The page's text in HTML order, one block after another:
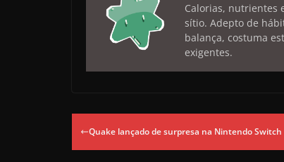
Calorias, nutrientes
sítio. Adepto de
balança, costuma
exigentes.
Quake lançado de surpresa na Nintendo Switch